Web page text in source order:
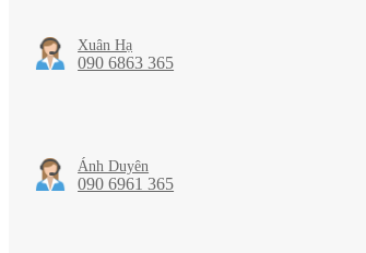
Xuân Hạ
090 6863 365
Ánh Duyên
090 6961 365